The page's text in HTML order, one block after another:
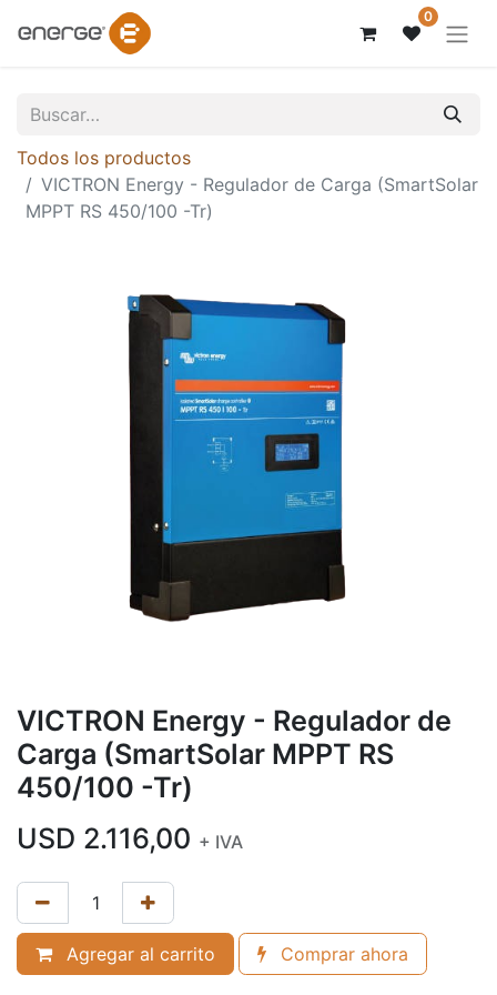
0
Todos los productos
VICTRON Energy - Regulador de Carga (SmartSolar
MPPT RS 450/100 -Tr)
VICTRON Energy - Regulador de
Carga (SmartSolar MPPT RS
450/100 -Tr)
USD 2.116,00 + IVA
Agregar al carrito Comprar ahora